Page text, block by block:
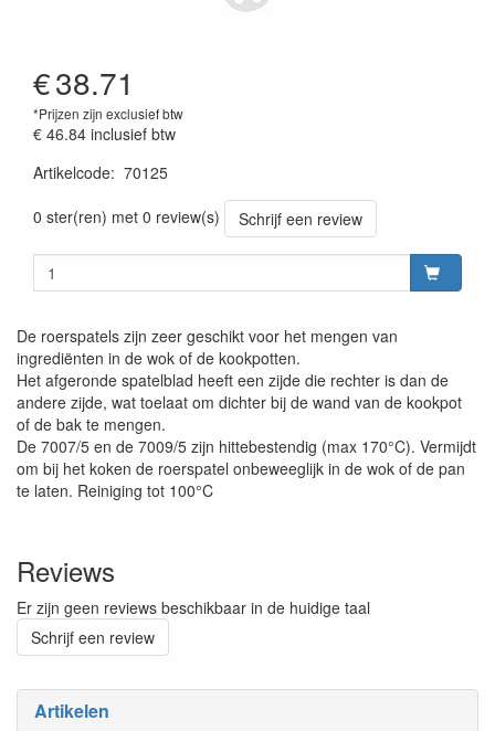
Artikelen
€38.71
*Prijzen zijn exclusief btw
€ 46.84 inclusief btw
Artikelcode: 70125
0 ster(ren) met 0 review(s)
Schrijf een review
De roerspatels zijn zeer geschikt voor het mengen van
ingrediënten in de wok of de kookpotten.
Het afgeronde spatelblad heeft een zijde die rechter is dan de
andere zijde, wat toelaat om dichter bij de wand van de kookpot
of de bak te mengen.
De 7007/5 en de 7009/5 zijn hittebestendig (max 170°C). Vermijdt
om bij het koken de roerspatel onbeweeglijk in de wok of de pan
te laten. Reiniging tot 100°C
Reviews
Er zijn geen reviews beschikbaar in de huidige taal
Schrijf een review